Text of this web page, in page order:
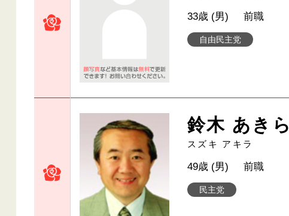
自由民主党
33歳 (男) 前職
鈴木 あきら
スズキ アキラ
民主党
49歳 (男) 前職